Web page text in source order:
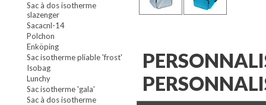
Sac à dos isotherme
slazenger
Sacacnl-14
Polchon
Enköping
Sac isotherme pliable 'frost'
Isobag
Lunchy
Sac isotherme 'gala'
Sac à dos isotherme